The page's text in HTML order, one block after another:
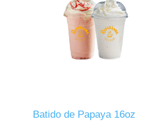
Batido de Papaya 16oz